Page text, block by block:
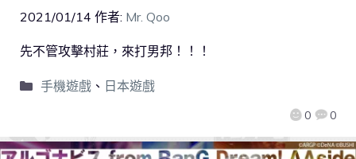
2021/01/14 作者: Mr. Qoo
0 0
先不管攻擊村莊，來打男邦！！！
手機遊戲、 日本遊戲